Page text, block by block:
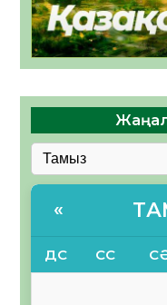
«
ДС СС СӘ